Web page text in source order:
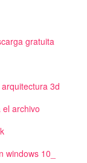
gratuita
3d
archivo
10_